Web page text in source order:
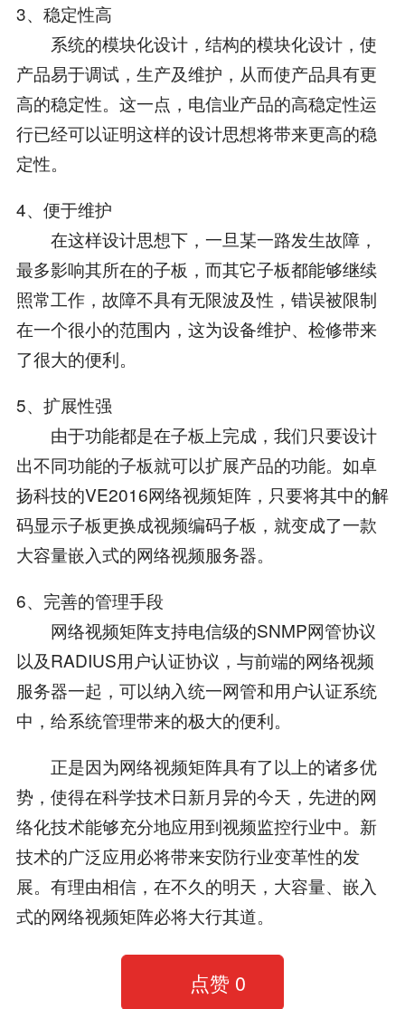
3、稳定性高
系统的模块化设计，结构的模块化设计，使
产品易于调试，生产及维护，从而使产品具有更
高的稳定性。这一点，电信业产品的高稳定性运
行已经可以证明这样的设计思想将带来更高的稳
定性。
4、便于维护
在这样设计思想下，一旦某一路发生故障，
最多影响其所在的子板，而其它子板都能够继续
照常工作，故障不具有无限波及性，错误被限制
在一个很小的范围内，这为设备维护、检修带来
了很大的便利。
5、扩展性强
由于功能都是在子板上完成，我们只要设计
出不同功能的子板就可以扩展产品的功能。如卓
扬科技的VE2016网络视频矩阵，只要将其中的解
码显示子板更换成视频编码子板，就变成了一款
大容量嵌入式的网络视频服务器。
6、完善的管理手段
网络视频矩阵支持电信级的SNMP网管协议
以及RADIUS用户认证协议，与前端的网络视频
服务器一起，可以纳入统一网管和用户认证系统
中，给系统管理带来的极大的便利。
正是因为网络视频矩阵具有了以上的诸多优
势，使得在科学技术日新月异的今天，先进的网
络化技术能够充分地应用到视频监控行业中。新
技术的广泛应用必将带来安防行业变革性的发
展。有理由相信，在不久的明天，大容量、嵌入
式的网络视频矩阵必将大行其道。
点赞 0